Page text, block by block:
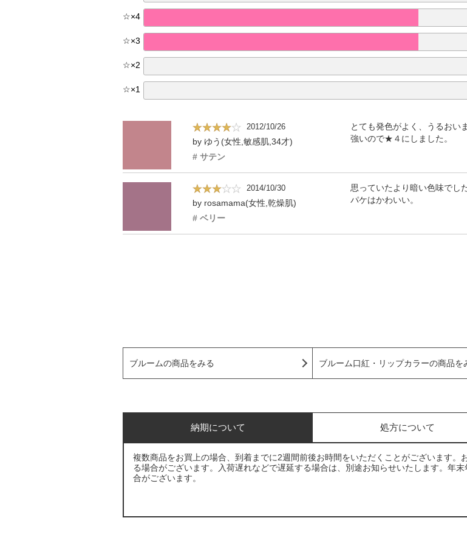
☆×4
☆×3
☆×2
☆×1
2012/10/26
by ゆう(女性,敏感肌,34才)
# サテン
とても発色がよく、うるおい
強いので★４にしました。
2014/10/30
by rosamama(女性,乾燥肌)
# ベリー
思っていたより暗い色味でした
パケはかわいい。
ブルームの商品をみる ブルーム口紅・リップカラーの商品を
納期について 処方について
複数商品をお買上の場合、到着までに2週間前後お時間をいただくことがございます
る場合がございます。入荷遅れなどで遅延する場合は、別途お知らせいたします。年
合がございます。